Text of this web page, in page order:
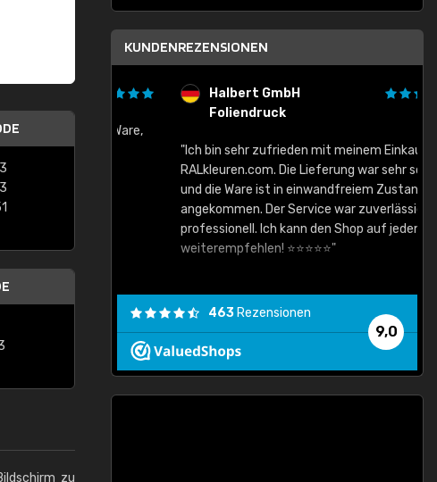
zu
KUNDENREZENSIONEN
gute Ware,
Halbert GmbH
Foliendruck
"Ich bin sehr zufrieden mit meinem Einkauf bei
RALkleuren.com. Die Lieferung war sehr schnell
und die Ware ist in einwandfreiem Zustand
angekommen. Der Service war zuverlässig und
professionell. Ich kann den Shop auf jeden Fall
weiterempfehlen! ⭐⭐⭐⭐⭐"
9,0
463 Rezensionen